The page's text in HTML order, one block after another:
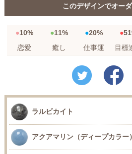
このデザインでオー
10% 11% 20%
恋愛
癒し 仕事運 目標
ラルビカイト
アクアマリン（ディープカラー）